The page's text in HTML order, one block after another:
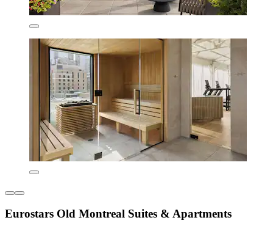
Eurostars Old Montreal Suites & Apartments